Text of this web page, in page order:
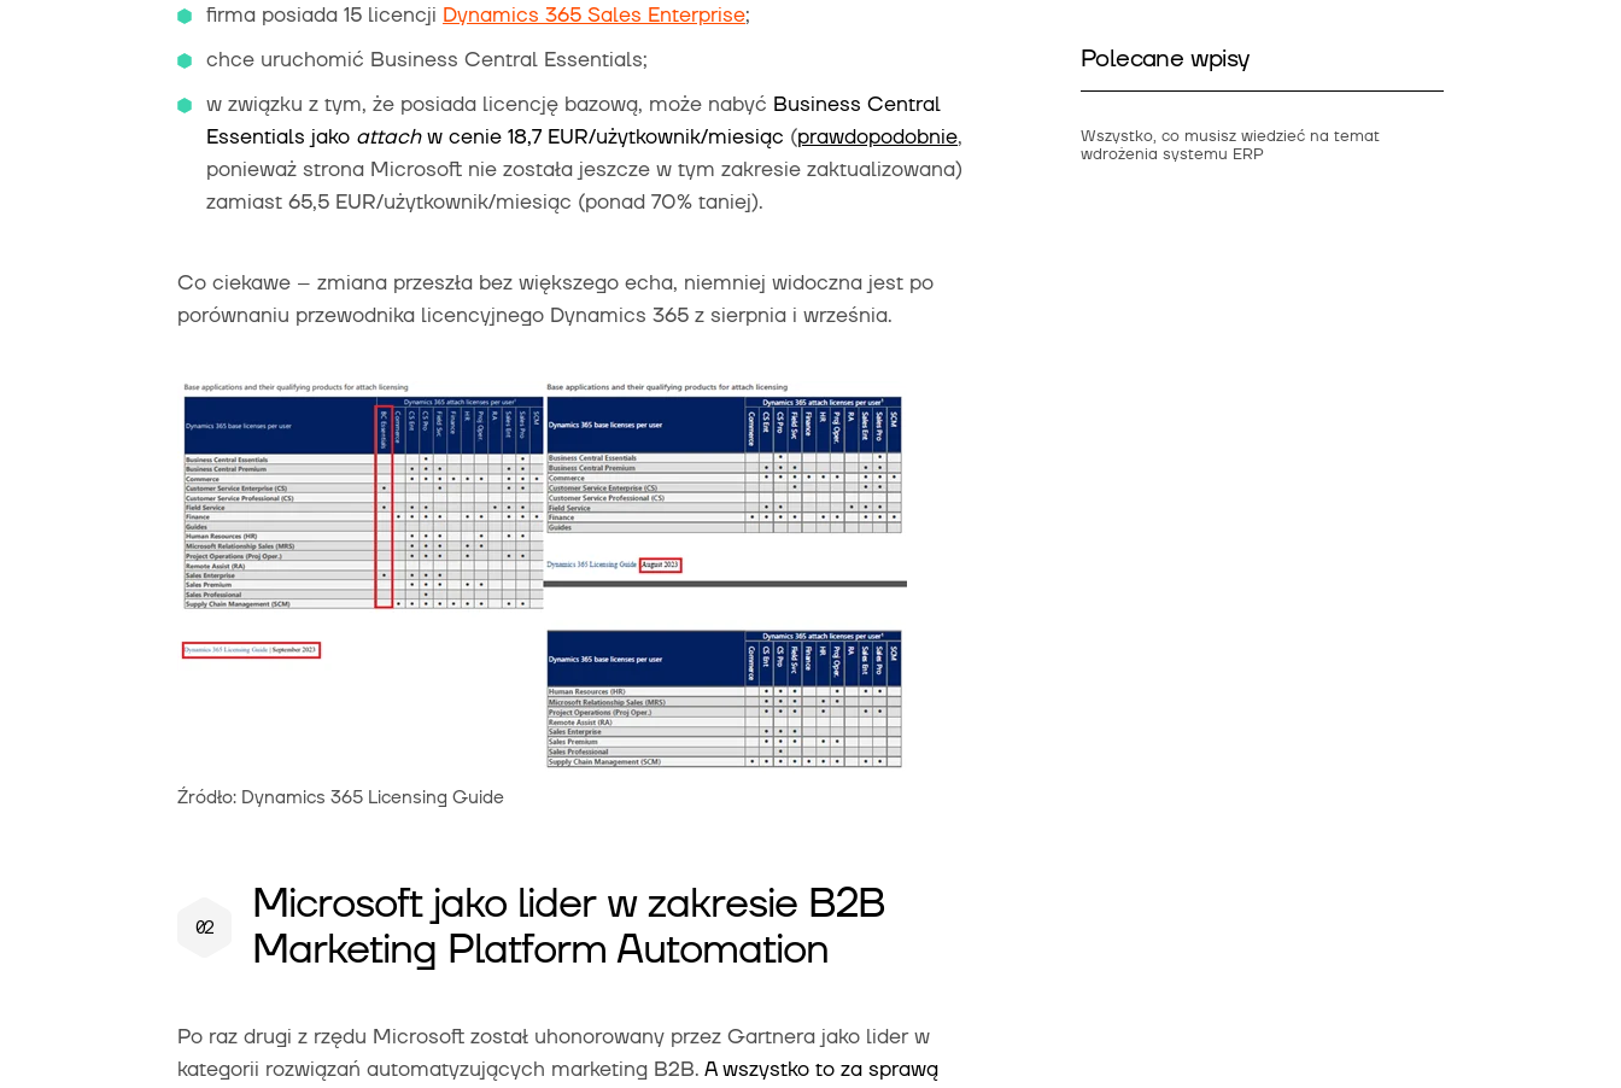
firma posiada 15 licencji Dynamics 365 Sales Enterprise;
chce uruchomić Business Central Essentials;
w związku z tym, że posiada licencję bazową, może nabyć Business Central
Essentials jako attachw cenie 18,7 EUR/użytkownik/miesiąc (prawdopodobnie,
ponieważ strona Microsoft nie została jeszcze w tym zakresie zaktualizowana)
zamiast 65,5 EUR/użytkownik/miesiąc (ponad 70% taniej).
Co ciekawe – zmiana przeszła bez większego echa, niemniej widoczna jest po
porównaniu przewodnika licencyjnego Dynamics 365 z sierpnia i września.
Źródło: Dynamics 365 Licensing Guide
Microsoft jako lider w zakresie B2B
Marketing Platform Automation
Po raz drugi z rzędu Microsoft został uhonorowany przez Gartnera jako lider w
kategorii rozwiązań automatyzujących marketing B2B. A wszystko to za sprawą
Polecane wpisy
Wszystko, co musisz wiedzieć na temat
wdrożenia systemu ERP